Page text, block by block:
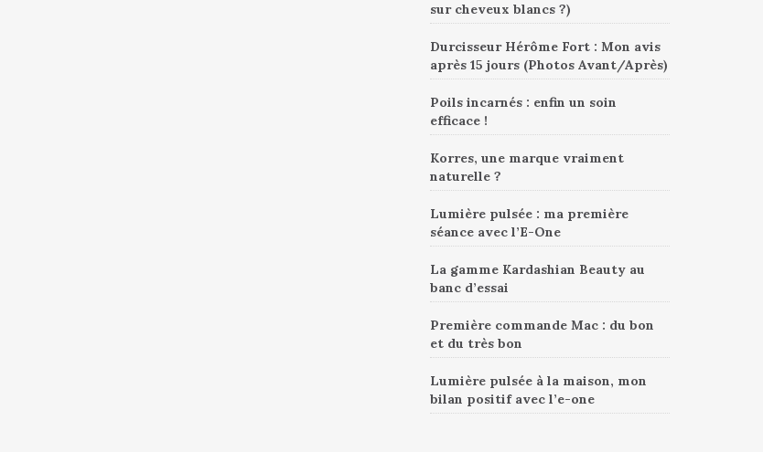
sur cheveux blancs ?)
Durcisseur Hérôme Fort : Mon avis
après 15 jours (Photos Avant/Après)
Poils incarnés : enfin un soin
efficace !
Korres, une marque vraiment
naturelle ?
Lumière pulsée : ma première
séance avec l’E-One
La gamme Kardashian Beauty au
banc d’essai
Première commande Mac : du bon
et du très bon
Lumière pulsée à la maison, mon
bilan positif avec l’e-one